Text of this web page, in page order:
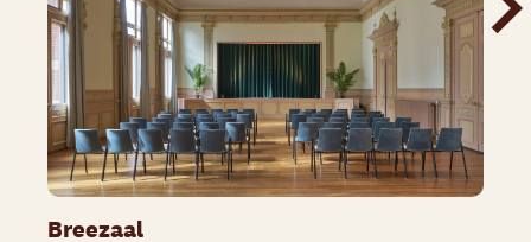
Breezaal